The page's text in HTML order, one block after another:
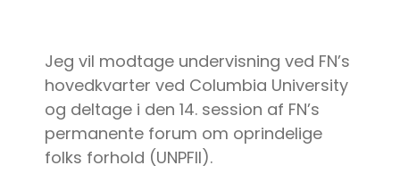
Jeg vil modtage undervisning ved FN’s
hovedkvarter ved Columbia University
og deltage i den 14. session af FN’s
permanente forum om oprindelige
folks forhold (UNPFII).